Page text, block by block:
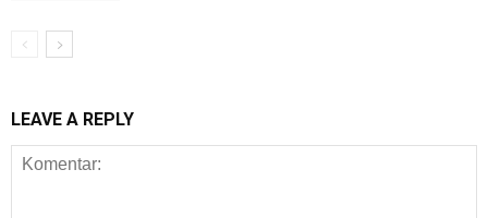
LEAVE A REPLY